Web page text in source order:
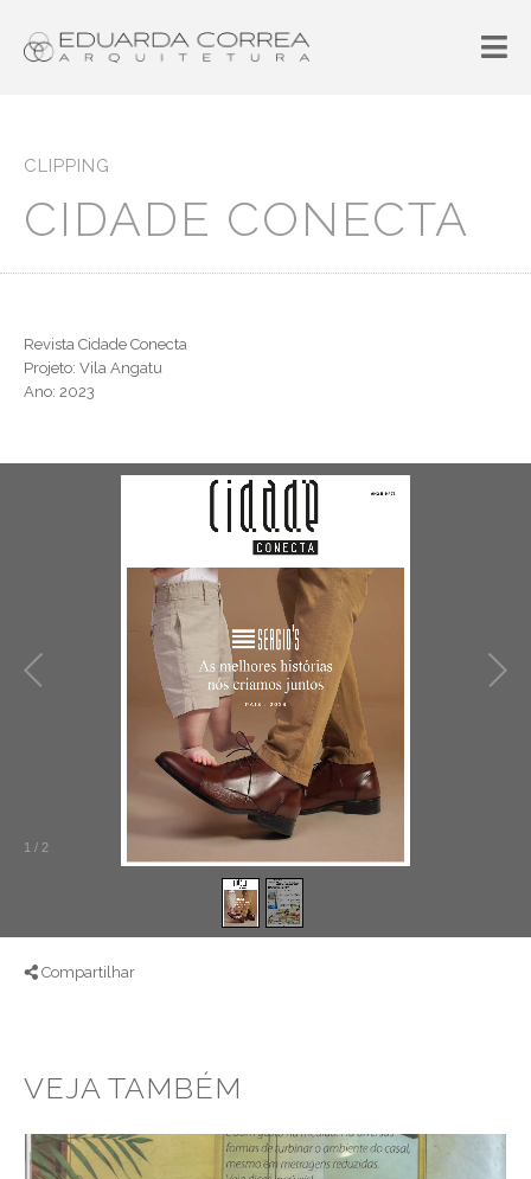
CLIPPING
CIDADE CONECTA
Revista Cidade Conecta
Projeto: Vila Angatu
Ano: 2023
1 / 2
Compartilhar
VEJA TAMBÉM